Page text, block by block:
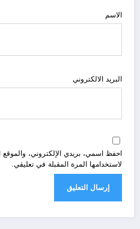
الاسم
البريد الالكتروني
احفظ اسمي، بريدي الإلكتروني،
لاستخدامها المرة المقبلة في تعليقي.